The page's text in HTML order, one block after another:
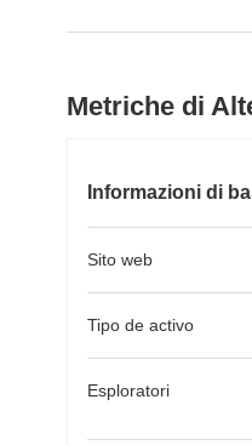
Metriche di
Informazioni di
Sito web
Tipo de activo
Esploratori